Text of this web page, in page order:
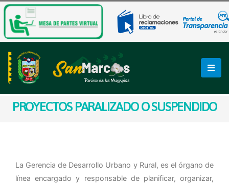
PROYECTOS PARALIZADO O SUSPENDIDO
La Gerencia de Desarrollo Urbano y Rural, es el órgano de
línea encargado y responsable de planificar, organizar,